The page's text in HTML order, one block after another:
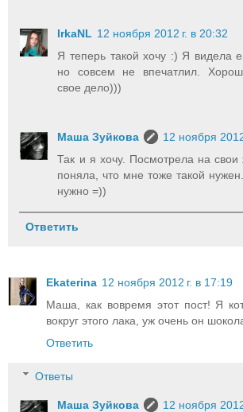
IrkaNL 12 ноября 2012 г. в 20:32
Я теперь такой хочу :) Я видела
но совсем не впечатлил.
свое дело)))
Маша Зуйкова
12 ноября
Так и я хочу. Посмотрела на
поняла, что мне тоже такой
нужно =))
Ответить
Ekaterina 12 ноября 2012 г. в 17:19
Маша, как вовремя этот пост! Я
вокруг этого лака, уж очень он
Ответить
Ответы
Маша Зуйкова
12 ноября